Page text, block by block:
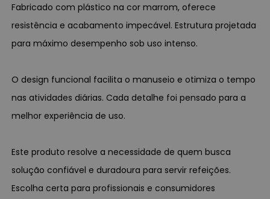
Fabricado com plástico na cor marrom, oferece
resistência e acabamento impecável. Estrutura projetada
para máximo desempenho sob uso intenso.
O design funcional facilita o manuseio e otimiza o tempo
nas atividades diárias. Cada detalhe foi pensado para a
melhor experiência de uso.
Este produto resolve a necessidade de quem busca
solução confiável e duradoura para servir refeições.
Escolha certa para profissionais e consumidores